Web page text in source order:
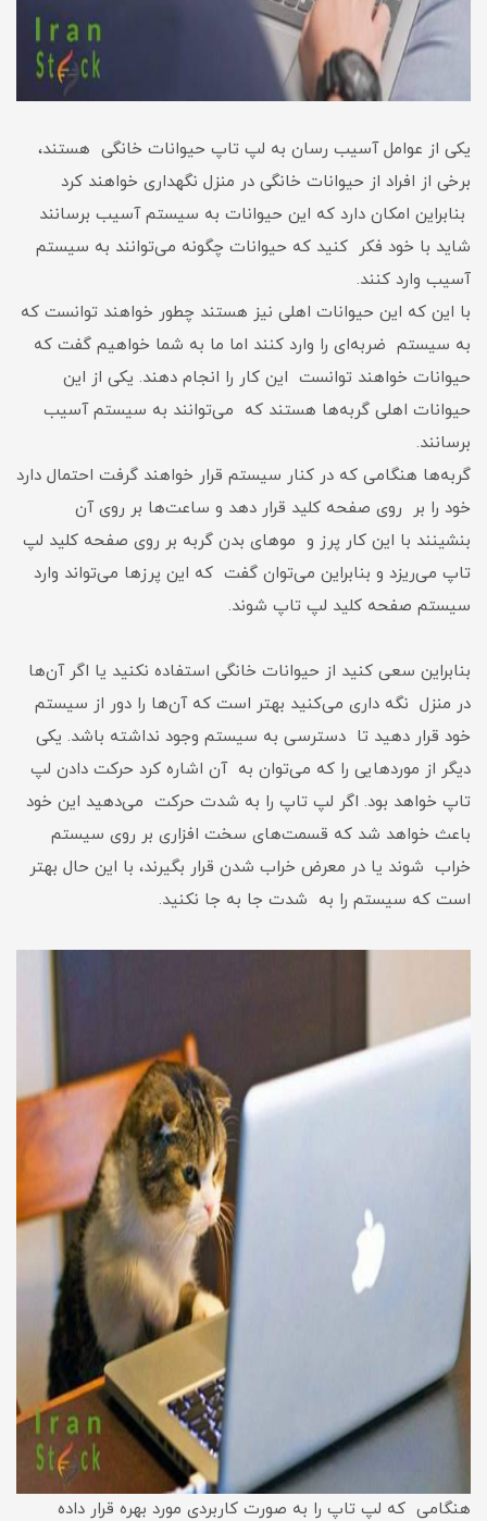
یکی از عوامل آسیب رسان به لپ تاپ حیوانات خانگی هستند،
برخی از افراد از حیوانات خانگی در منزل نگهداری خواهند کرد
بنابراین امکان دارد که این حیوانات به سیستم آسیب برسانند
شاید با خود فکر کنید که حیوانات چگونه می‌توانند به سیستم
آسیب وارد کنند.
با این که این حیوانات اهلی نیز هستند چطور خواهند توانست که
به سیستم ضربه‌ای را وارد کنند اما ما به شما خواهیم گفت که
حیوانات خواهند توانست این کار را انجام دهند. یکی از این
حیوانات اهلی گربه‌ها هستند که می‌توانند به سیستم آسیب
برسانند.
گربه‌ها هنگامی‌‌ که در کنار سیستم قرار خواهند گرفت احتمال دارد
خود را بر روی صفحه کلید قرار دهد و ساعت‌ها بر روی آن
بنشینند با این کار پرز و مو‌های بدن گربه بر روی صفحه کلید لپ
تاپ می‌ریزد و بنابراین می‌‌توان گفت که این پرز‌ها می‌تواند وارد
سیستم صفحه کلید لپ تاپ شوند.
بنابراین سعی کنید از حیوانات خانگی استفاده نکنید یا اگر آن‌ها
در منزل نگه داری می‌کنید بهتر است که آن‌ها را دور از سیستم
خود قرار دهید تا دسترسی به سیستم وجود نداشته باشد. یکی
دیگر از مورد‌هایی را که می‌توان به آن اشاره کرد حرکت دادن لپ
تاپ خواهد بود. اگر لپ تاپ را به شدت حرکت می‌دهید این خود
باعث خواهد شد که قسمت‌های سخت افزاری بر روی سیستم
خراب شوند یا در معرض خراب شدن قرار بگیرند، با این حال بهتر
است که سیستم را به شدت جا به جا نکنید.
هنگامی‌ که لپ تاپ را به صورت کاربردی مورد بهره قرار داده